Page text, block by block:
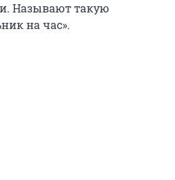
Называют такую
на час».